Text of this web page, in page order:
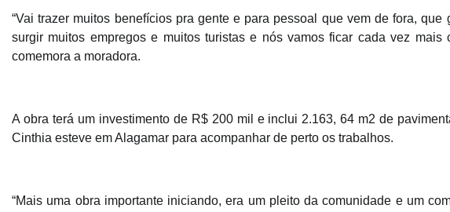
“Vai trazer muitos benefícios pra gente e para pessoal que vem de fora,
surgir muitos empregos e muitos turistas e nós vamos ficar cada vez mais
comemora a moradora.
A obra terá um investimento de R$ 200 mil e inclui 2.163, 64 m2 de
Cinthia esteve em Alagamar para acompanhar de perto os trabalhos.
“Mais uma obra importante iniciando, era um pleito da comunidade e um